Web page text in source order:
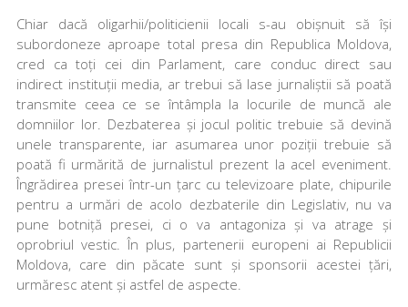
Chiar dacă oligarhii/politicienii locali s-au obișnuit să își
subordoneze aproape total presa din Republica Moldova,
cred ca toți cei din Parlament, care conduc direct sau
indirect instituții media, ar trebui să lase jurnaliștii să poată
transmite ceea ce se întâmpla la locurile de muncă ale
domniilor lor. Dezbaterea și jocul politic trebuie să devină
unele transparente, iar asumarea unor poziții trebuie să
poată fi urmărită de jurnalistul prezent la acel eveniment.
Îngrădirea presei într-un țarc cu televizoare plate, chipurile
pentru a urmări de acolo dezbaterile din Legislativ, nu va
pune botniță presei, ci o va antagoniza și va atrage și
oprobriul vestic. În plus, partenerii europeni ai Republicii
Moldova, care din păcate sunt și sponsorii acestei țări,
urmăresc atent și astfel de aspecte.